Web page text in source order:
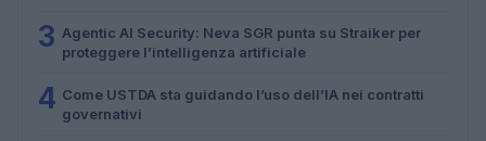
3 Agentic AI Security: Neva SGR punta su Straiker per
proteggere l’intelligenza artificiale
4 Come USTDA sta guidando l’uso dell’IA nei contratti
governativi